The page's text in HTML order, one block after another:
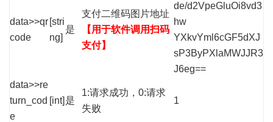
data>>qr
code
[stri
ng]
是
支付二维码图片地址
【用于软件调用扫码
支付】
de/d2VpeGluOi8vd3
hw
YXkvYml6cGF5dXJ
sP3ByPXlaMWJJR3
J6eg==
data>>re
turn_cod
e
[int] 是
1:请求成功，0:请求
失败
1